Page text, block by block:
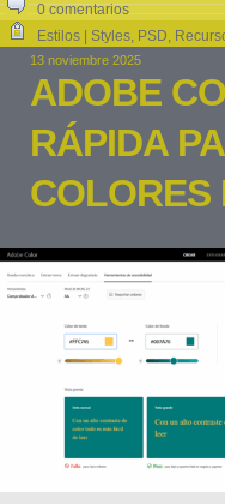
0 comentarios
Estilos | Styles, PSD,
13 noviembre 2025
ADOBE
RÁPIDA
COLORES